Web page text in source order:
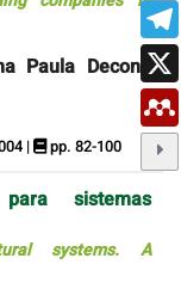
Paula Deconto-
| pp. 82-100
sistemas
systems. A